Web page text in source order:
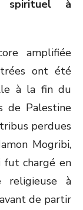
spirituel à
amplifiée
ont été
à la fin du
de Palestine
perdues
Mogribi,
fut chargé en
religieuse à
de partir